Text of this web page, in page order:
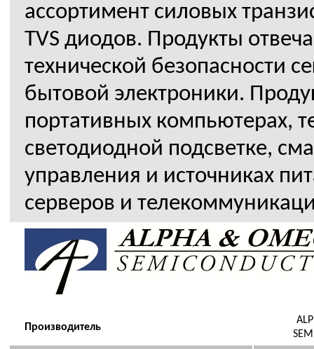
ассортимент силовых
TVS диодов. Продукты
технической безопасности
бытовой электроники.
портативных компьютерах,
светодиодной подсветке,
управления и источниках
серверов и
Производитель